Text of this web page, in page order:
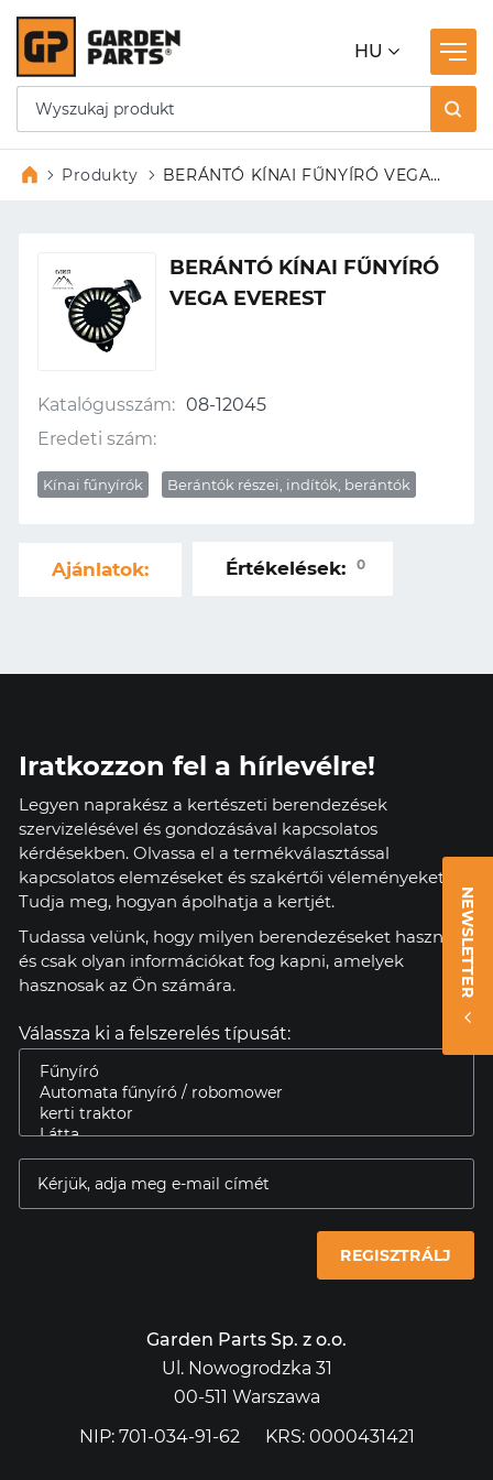
HU
Produkty
BERÁNTÓ KÍNAI FŰNYÍRÓ VEGA
BERÁNTÓ KÍNAI FŰNYÍRÓ
VEGA EVEREST
Katalógusszám: 08-12045
Eredeti szám:
Kínai fűnyírók Berántók részei, indítók, berántók
Ajánlatok: Értékelések: 0
NEWSLETTER
Iratkozzon fel a hírlevélre!
Legyen naprakész a kertészeti berendezések
szervizelésével és gondozásával kapcsolatos
kérdésekben. Olvassa el a termékválasztással
kapcsolatos elemzéseket és szakértői véleményeket.
Tudja meg, hogyan ápolhatja a kertjét.
Tudassa velünk, hogy milyen berendezéseket használ,
és csak olyan információkat fog kapni, amelyek
hasznosak az Ön számára.
Válassza ki a felszerelés típusát:
REGISZTRÁLJ
Garden Parts Sp. z o.o.
Ul. Nowogrodzka 31
00-511 Warszawa
NIP: 701-034-91-62
KRS: 0000431421